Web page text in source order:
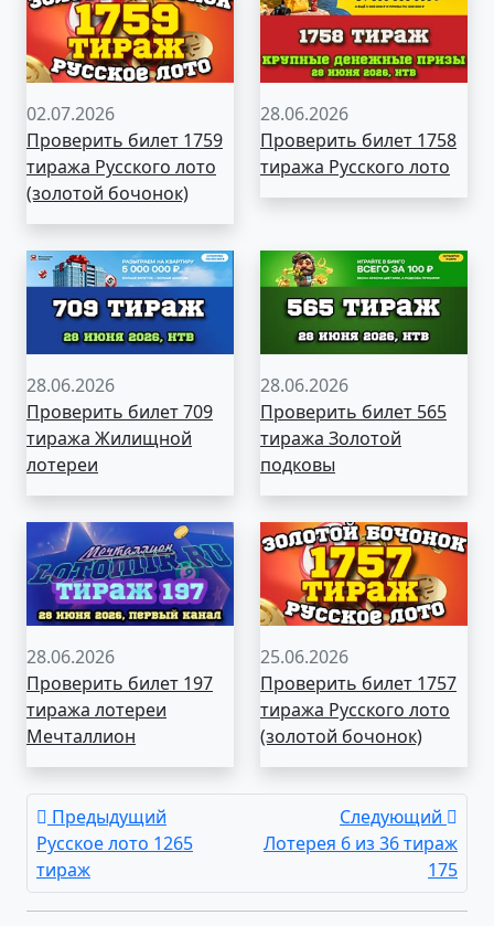
02.07.2026
Проверить билет 1759
тиража Русского лото
(золотой бочонок)
28.06.2026
Проверить билет 1758
тиража Русского лото
28.06.2026
Проверить билет 709
тиража Жилищной
лотереи
28.06.2026
Проверить билет 565
тиража Золотой
подковы
28.06.2026
Проверить билет 197
тиража лотереи
Мечталлион
25.06.2026
Проверить билет 1757
тиража Русского лото
(золотой бочонок)
Предыдущий
Русское лото 1265
тираж
Следующий
Лотерея 6 из 36 тираж
175